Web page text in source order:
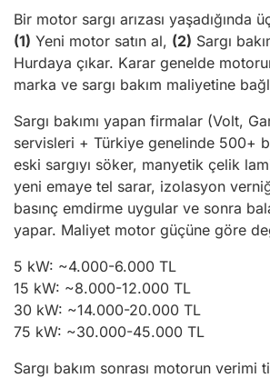
Bir motor sargı arızası yaşadığında
(1) Yeni motor satın al, (2) Sargı
Hurdaya çıkar. Karar genelde
marka ve sargı bakım maliyetine
Sargı bakımı yapan firmalar (Volt,
servisleri + Türkiye genelinde 500+
eski sargıyı söker, manyetik çelik
yeni emaye tel sarar, izolasyon
basınç emdirme uygular ve sonra
yapar. Maliyet motor güçüne göre
5 kW: ~4.000-6.000 TL
15 kW: ~8.000-12.000 TL
30 kW: ~14.000-20.000 TL
75 kW: ~30.000-45.000 TL
Sargı bakım sonrası motorun